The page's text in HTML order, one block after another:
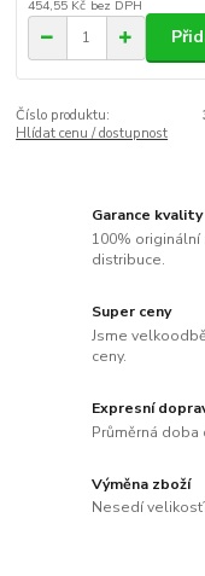
454,55 Kč bez DPH
Číslo produktu:
Hlídat cenu / dostupnost
Garance kvality
100%
distribuce.
Super ceny
Jsme
ceny.
Expresní
Průměrná doba
Výměna zboží
Nesedí